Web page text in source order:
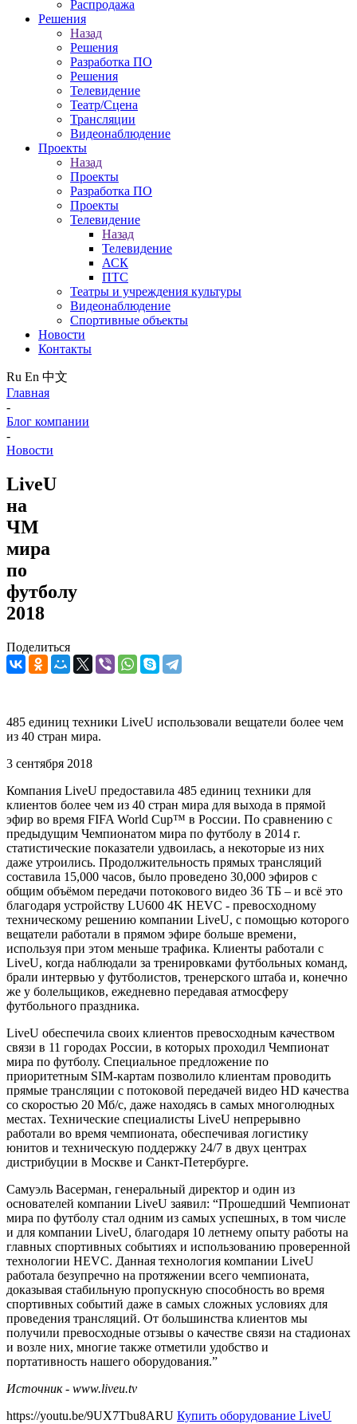
Распродажа
Решения
Назад
Решения
Разработка ПО
Решения
Телевидение
Театр/Сцена
Трансляции
Видеонаблюдение
Проекты
Назад
Проекты
Разработка ПО
Проекты
Телевидение
Назад
Телевидение
АСК
ПТС
Театры и учреждения культуры
Видеонаблюдение
Спортивные объекты
Новости
Контакты
Ru En 中文
Главная
-
Блог компании
-
Новости
LiveU
на
ЧМ
мира
по
футболу
2018
Поделиться
485 единиц техники LiveU использовали вещатели более чем
из 40 стран мира.
3 сентября 2018
Компания LiveU предоставила 485 единиц техники для
клиентов более чем из 40 стран мира для выхода в прямой
эфир во время FIFA World Cup™ в России. По сравнению с
предыдущим Чемпионатом мира по футболу в 2014 г.
статистические показатели удвоилась, а некоторые из них
даже утроились. Продолжительность прямых трансляций
составила 15,000 часов, было проведено 30,000 эфиров с
общим объёмом передачи потокового видео 36 TБ – и всё это
благодаря устройству LU600 4K HEVC - превосходному
техническому решению компании LiveU, с помощью которого
вещатели работали в прямом эфире больше времени,
используя при этом меньше трафика. Клиенты работали с
LiveU, когда наблюдали за тренировками футбольных команд,
брали интервью у футболистов, тренерского штаба и, конечно
же у болельщиков, ежедневно передавая атмосферу
футбольного праздника.
LiveU обеспечила своих клиентов превосходным качеством
связи в 11 городах России, в которых проходил Чемпионат
мира по футболу. Специальное предложение по
приоритетным SIM-картам позволило клиентам проводить
прямые трансляции с потоковой передачей видео HD качества
со скоростью 20 Мб/с, даже находясь в самых многолюдных
местах. Технические специалисты LiveU непрерывно
работали во время чемпионата, обеспечивая логистику
юнитов и техническую поддержку 24/7 в двух центрах
дистрибуции в Москве и Санкт-Петербурге.
Самуэль Васерман, генеральный директор и один из
основателей компании LiveU заявил: “Прошедший Чемпионат
мира по футболу стал одним из самых успешных, в том числе
и для компании LiveU, благодаря 10 летнему опыту работы на
главных спортивных событиях и использованию проверенной
технологии HEVC. Данная технология компании LiveU
работала безупречно на протяжении всего чемпионата,
доказывая стабильную пропускную способность во время
спортивных событий даже в самых сложных условиях для
проведения трансляций. От большинства клиентов мы
получили превосходные отзывы о качестве связи на стадионах
и возле них, многие также отметили удобство и
портативность нашего оборудования.”
Источник - www.liveu.tv
https://youtu.be/9UX7Tbu8ARU Купить оборудование LiveU